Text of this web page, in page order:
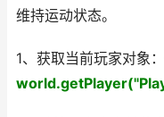
维持运动状态。
1、获取当前玩家对象：